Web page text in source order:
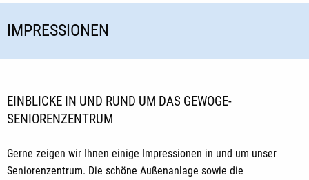
IMPRESSIONEN
EINBLICKE IN UND RUND UM DAS GEWOGE-
SENIORENZENTRUM
Gerne zeigen wir Ihnen einige Impressionen in und um unser
Seniorenzentrum. Die schöne Außenanlage sowie die